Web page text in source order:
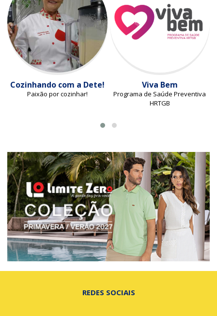
Cozinhando com a Dete!
Paixão por cozinhar!
Viva Bem
Programa de Saúde Preventiva
HRTGB
REDES SOCIAIS